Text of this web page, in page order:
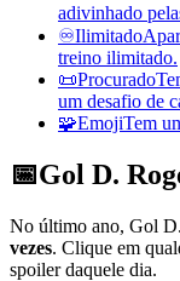
adivinhado
♾️Ilimitado
treino ilimitado.
📜Procurado
um desafio de
🧩EmojiTem
📅Gol D.
No último ano, Gol
vezes. Clique em
spoiler daquele dia.